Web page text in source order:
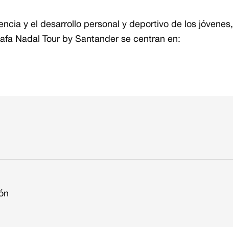
y el desarrollo personal y deportivo de los jóvenes,
Nadal Tour by Santander se centran en: